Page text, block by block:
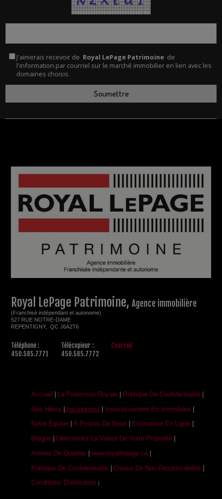
J'aimerais recevoir de Royal LePage Patrimoine de
l'information par courriel sur le marché immobilier en lien avec les
domaines choisis.
Royal LePage Patrimoine,Agence immobilière
(Franchisé indépendant et autonome)
527 RUE NOTRE-DAME
REPENTIGNY, QC J6A2T6
Téléphone :
450.585.7771
Télécopieur :
450.585.7772
Courriel
Accueil La Protection Royale Politique De Confidentialité
Nos Héros | Inscriptions | Investissement En Immobilier |
Notre Équipe
À Propos De Nous Estimation En Ligne
Blogue
Déterminez La Valeur De Votre Propriété
Alertes De Quartier
www.royallepage.ca
Politique De Confidentialité | Clause De Non-Responsabilité |
Conditions D'utilisation